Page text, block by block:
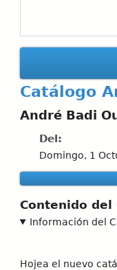
Catálogo
André Badi
Del:
Domingo, 1
Contenido del
Información del
Hojea el nuevo